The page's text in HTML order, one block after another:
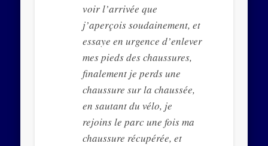
voir l’arrivée que
j’aperçois soudainement, et
essaye en urgence d’enlever
mes pieds des chaussures,
finalement je perds une
chaussure sur la chaussée,
en sautant du vélo, je
rejoins le parc une fois ma
chaussure récupérée, et